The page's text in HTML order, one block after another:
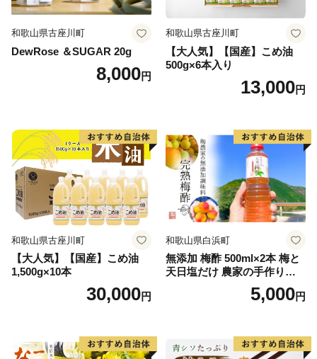
和歌山県古座川町
DewRose ＆SUGAR 20g
8,000円
和歌山県古座川町
【大人気】【国産】こめ油
500g×6本入り
13,000円
和歌山県古座川町
【大人気】【国産】こめ油
1,500g×10本
30,000円
和歌山県白浜町
無添加 梅酢 500ml×2本 梅と
天日塩だけ 農家の手作り完
5,000円